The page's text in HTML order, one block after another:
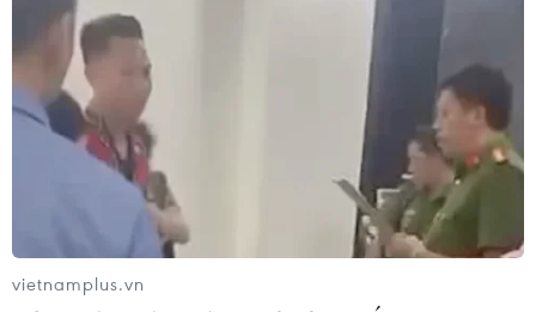
tàu bị tấn công và chìm
trên Biển Đỏ, ngoài khơi
thành phố cảng Hodeida.
NGHE
Quốc phòng Nga.
NGHE
vietnamplus.vn